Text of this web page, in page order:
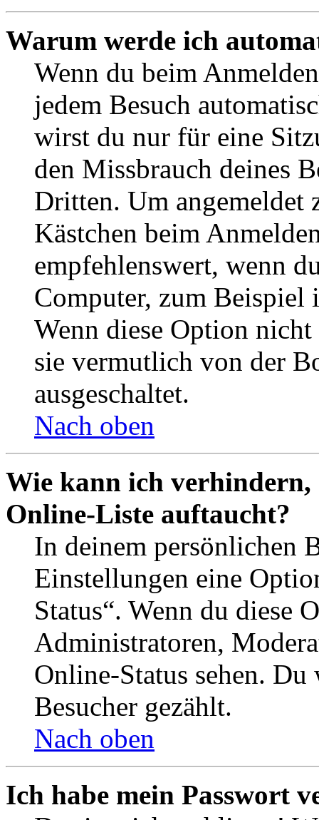
Warum werde ich
Wenn du beim
jedem Besuch
wirst du nur für eine
den Missbrauch deines
Dritten. Um angemeldet
Kästchen beim
empfehlenswert, wenn
Computer, zum Beispiel
Wenn diese Option
sie vermutlich von der
ausgeschaltet.
Nach oben
Wie kann ich verhindern,
Online-Liste auftaucht?
In deinem persönlichen
Einstellungen eine
Status“. Wenn du diese
Administratoren,
Online-Status sehen.
Besucher gezählt.
Nach oben
Ich habe mein Passwort